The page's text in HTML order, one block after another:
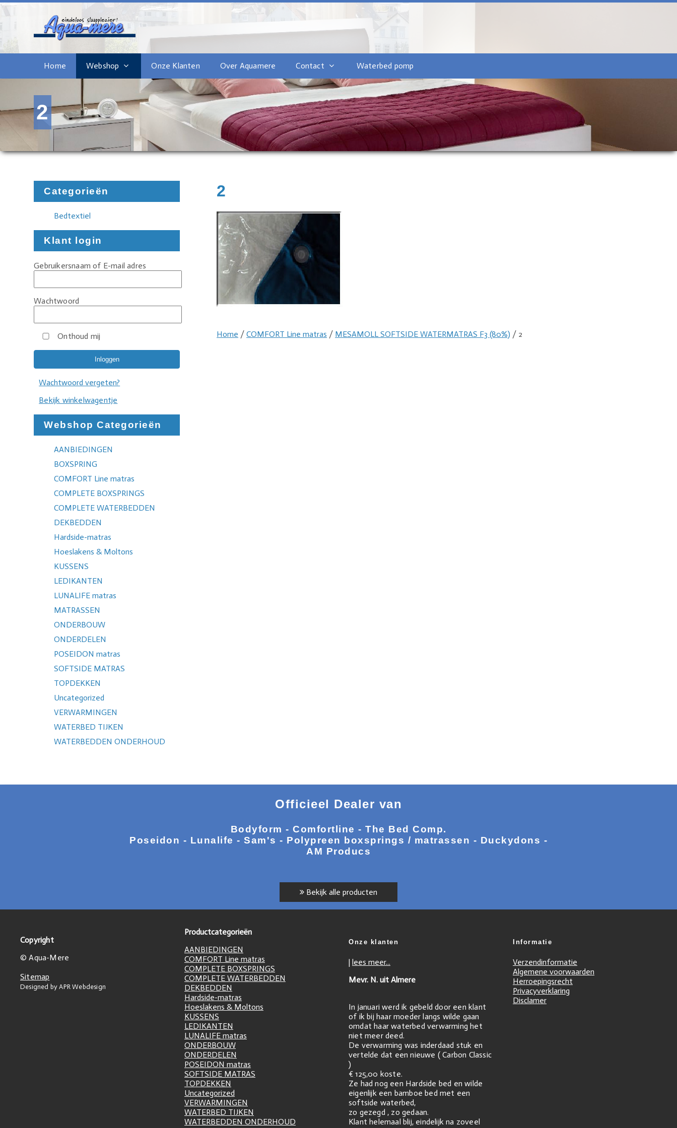
Home Webshop Onze Klanten Over Aquamere Contact Waterbed pomp
2
Categorieën
Bedtextiel
Klant login
Gebruikersnaam of E-mail adres
Wachtwoord
Onthoud mij
Wachtwoord vergeten?
Bekijk winkelwagentje
Webshop Categorieën
AANBIEDINGEN
BOXSPRING
COMFORT Line matras
COMPLETE BOXSPRINGS
COMPLETE WATERBEDDEN
DEKBEDDEN
Hardside-matras
Hoeslakens & Moltons
KUSSENS
LEDIKANTEN
LUNALIFE matras
MATRASSEN
ONDERBOUW
ONDERDELEN
POSEIDON matras
SOFTSIDE MATRAS
TOPDEKKEN
Uncategorized
VERWARMINGEN
WATERBED TIJKEN
WATERBEDDEN ONDERHOUD
2
Home /COMFORT Line matras / MESAMOLL SOFTSIDE WATERMATRAS F3 (80%) / 2
Officieel Dealer van
Bodyform - Comfortline - The Bed Comp.
Poseidon - Lunalife - Sam's - Polypreen boxsprings / matrassen - Duckydons -
AM Producs
Bekijk alle producten
Copyright
© Aqua-Mere
Sitemap
Designed by APR Webdesign
Productcategorieën
AANBIEDINGEN
COMFORT Line matras
COMPLETE BOXSPRINGS
COMPLETE WATERBEDDEN
DEKBEDDEN
Hardside-matras
Hoeslakens & Moltons
KUSSENS
LEDIKANTEN
LUNALIFE matras
ONDERBOUW
ONDERDELEN
POSEIDON matras
SOFTSIDE MATRAS
TOPDEKKEN
Uncategorized
VERWARMINGEN
WATERBED TIJKEN
WATERBEDDEN ONDERHOUD
Onze klanten
| lees meer...
Mevr. N. uit Almere
In januari werd ik gebeld door een klant
of ik bij haar moeder langs wilde gaan
omdat haar waterbed verwarming het
niet meer deed.
De verwarming was inderdaad stuk en
vertelde dat een nieuwe ( Carbon Classic
)
€ 125,00 koste.
Ze had nog een Hardside bed en wilde
eigenlijk een bamboe bed met een
softside waterbed,
zo gezegd , zo gedaan.
Klant helemaal blij, eindelijk na zoveel
Informatie
Verzendinformatie
Algemene voorwaarden
Herroepingsrecht
Privacyverklaring
Disclamer